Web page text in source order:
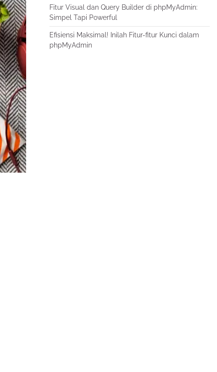
Fitur Visual dan Query Builder di phpMyAdmin:
Simpel Tapi Powerful
Efisiensi Maksimal! Inilah Fitur-fitur Kunci dalam
phpMyAdmin